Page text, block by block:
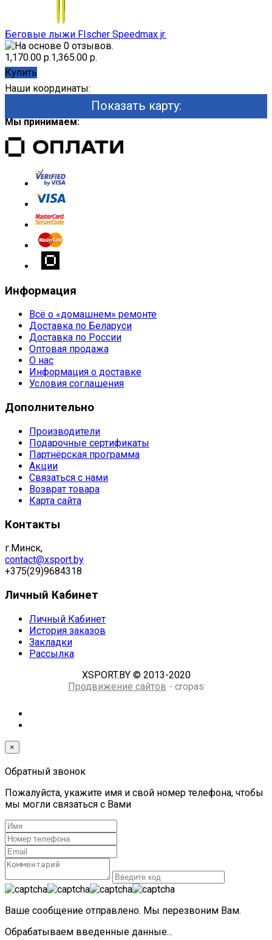
Беговые лыжи FIscher Speedmax jr.
1,170.00 р.1,365.00 р.
Купить
Наши координаты:
Показать карту:
Мы принимаем:
Информация
Всё о «домашнем» ремонте
Доставка по Беларуси
Доставка по России
Оптовая продажа
О нас
Информация о доставке
Условия соглашения
Дополнительно
Производители
Подарочные сертификаты
Партнёрская программа
Акции
Связаться с нами
Возврат товара
Карта сайта
Контакты
г.Минск,
contact@xsport.by
+375(29)9684318
Личный Кабинет
Личный Кабинет
История заказов
Закладки
Рассылка
XSPORT.BY © 2013-2020
Продвижение сайтов - cropas
×
Обратный звонок
Пожалуйста, укажите имя и свой номер телефона, чтобы
мы могли связаться с Вами
Ваше сообщение отправлено. Мы перезвоним Вам.
Обрабатываем введенные данные...